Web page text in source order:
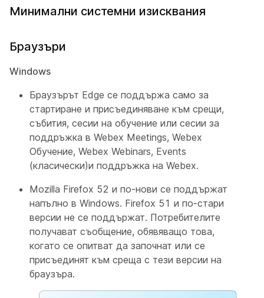
Минимални системни изисквания
Браузъри
Windows
Браузърът Edge се поддържа само за
стартиране и присъединяване към срещи,
събития, сесии на обучение или сесии за
поддръжка в Webex Meetings, Webex
Обучение, Webex Webinars, Events
(класически)и поддръжка на Webex.
Mozilla Firefox 52 и по-нови се поддържат
напълно в Windows. Firefox 51 и по-стари
версии не се поддържат. Потребителите
получават съобщение, обявяващо това,
когато се опитват да започнат или се
присъединят към среща с тези версии на
браузъра.